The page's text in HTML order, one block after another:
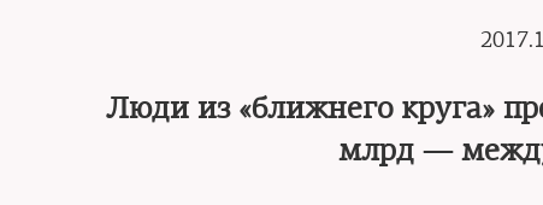
Люди из «ближнего круга»
млрд —